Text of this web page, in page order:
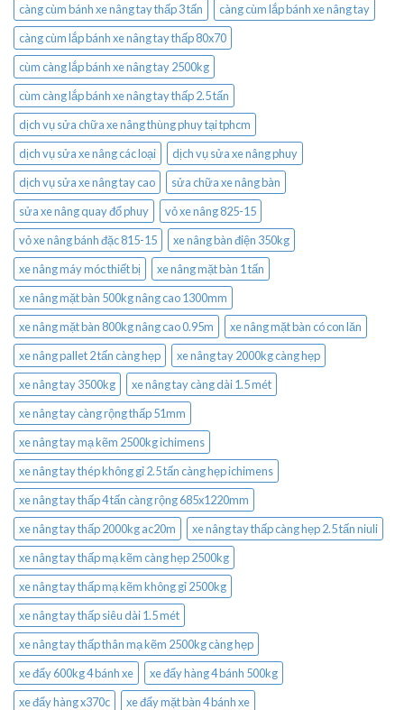
càng cùm bánh xe nâng tay thấp 3 tấn
càng cùm lắp bánh xe nâng tay
càng cùm lắp bánh xe nâng tay thấp 80x70
cùm càng lắp bánh xe nâng tay 2500kg
cùm càng lắp bánh xe nâng tay thấp 2.5 tấn
dịch vụ sửa chữa xe nâng thùng phuy tại tphcm
dịch vụ sửa xe nâng các loại
dịch vụ sửa xe nâng phuy
dịch vụ sửa xe nâng tay cao
sửa chữa xe nâng bàn
sửa xe nâng quay đổ phuy
vỏ xe nâng 825-15
vỏ xe nâng bánh đặc 815-15
xe nâng bàn điện 350kg
xe nâng máy móc thiết bị
xe nâng mặt bàn 1 tấn
xe nâng mặt bàn 500kg nâng cao 1300mm
xe nâng mặt bàn 800kg nâng cao 0.95m
xe nâng mặt bàn có con lăn
xe nâng pallet 2 tấn càng hẹp
xe nâng tay 2000kg càng hẹp
xe nâng tay 3500kg
xe nâng tay càng dài 1.5 mét
xe nâng tay càng rộng thấp 51mm
xe nâng tay mạ kẽm 2500kg ichimens
xe nâng tay thép không gỉ 2.5 tấn càng hẹp ichimens
xe nâng tay thấp 4 tấn càng rộng 685x1220mm
xe nâng tay thấp 2000kg ac20m
xe nâng tay thấp càng hẹp 2.5 tấn niuli
xe nâng tay thấp mạ kẽm càng hẹp 2500kg
xe nâng tay thấp mạ kẽm không gỉ 2500kg
xe nâng tay thấp siêu dài 1.5 mét
xe nâng tay thấp thân mạ kẽm 2500kg càng hẹp
xe đẩy 600kg 4 bánh xe
xe đẩy hàng 4 bánh 500kg
xe đẩy hàng x370c
xe đẩy mặt bàn 4 bánh xe